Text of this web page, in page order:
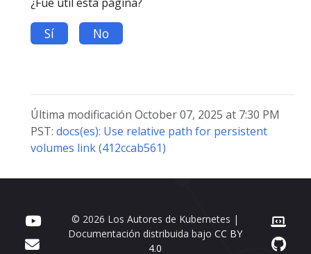
Sí No
Última modificación October 07, 2025 at 7:30 PM
PST: docs(es): Use relative path for persistent
volumes link (412ccab561)
© 2026 Los Autores de Kubernetes |
Documentación distribuida bajoCC BY
4.0